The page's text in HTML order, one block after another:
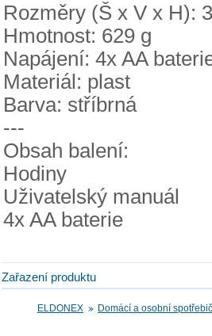
Rozměry (Š x V x H):
Hmotnost: 629 g
Napájení: 4x AA
Materiál: plast
Barva: stříbrná
---
Obsah balení:
Hodiny
Uživatelský manuál
4x AA baterie
Zařazení produktu
ELDONEX Domácí a osobní